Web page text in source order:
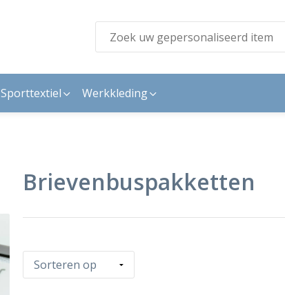
Sporttextiel Werkkleding
Brievenbuspakketten